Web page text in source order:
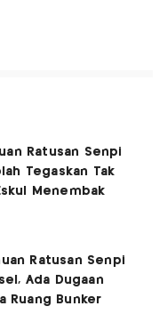
Ratusan Senpi
Tegaskan Tak
Menembak
Ratusan Senpi
Ada Dugaan
Ruang Bunker